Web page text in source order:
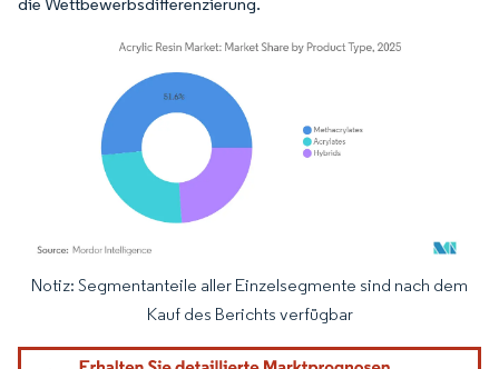
Bild © Mordor Intelligence. Wiederverwendung erfordert Namensnennung
Notiz: Segmentanteile aller Einzelsegmente sind nach dem
Kauf des Berichts verfügbar